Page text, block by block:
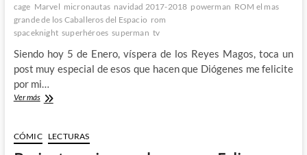
a
la
pantalla
cage Marvel micronautas navidad 2017-2018 powerman ROM el mas
grande de los Caballeros del Espacio rom
spaceknight superhéroes superman tv
Siendo hoy 5 de Enero, víspera de los Reyes Magos, toca un
post muy especial de esos que hacen que Diógenes me felicite
por mi…
Ver más¿Que
M’Rabo
Mhulargo
CÓMIC LECTURAS